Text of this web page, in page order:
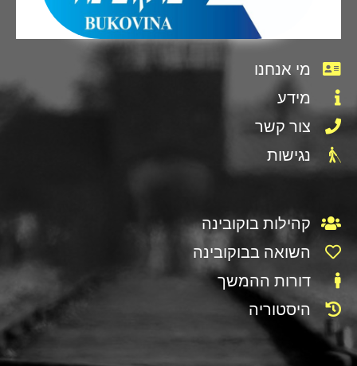
מי אנחנו
מידע
צור קשר
נגישות
קהילות בוקובינה
השואה בבוקובינה
דורות ההמשך
היסטוריה